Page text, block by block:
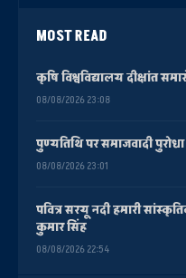
MOST READ
कृषि विश्वविद्यालय दीक्षांत
08/08/2026 23:08
पुण्यतिथि पर समाजवादी पुरोधा
08/08/2026 23:01
पवित्र सरयू नदी हमारी
कुमार सिंह
08/08/2026 22:54